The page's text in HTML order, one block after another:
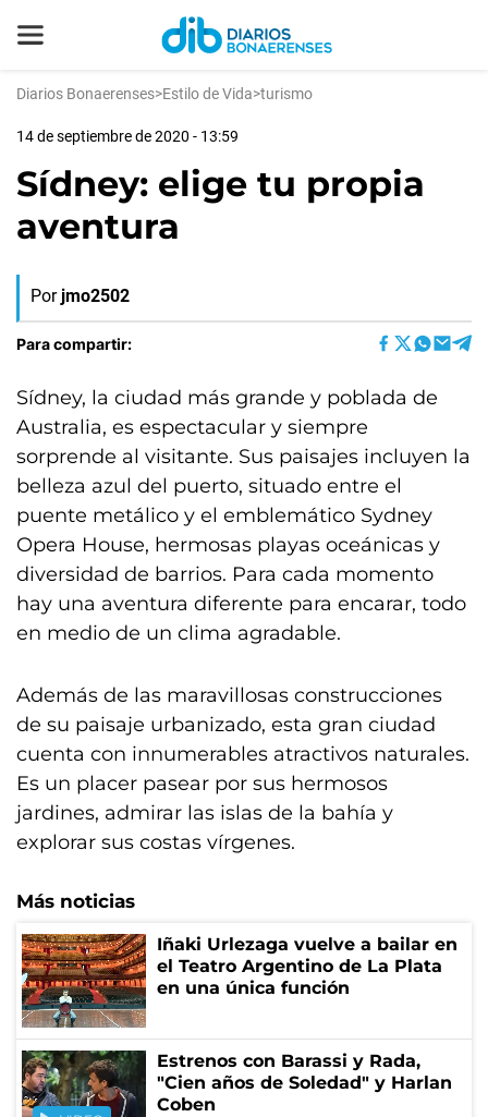
Diarios Bonaerenses>Estilo de Vida>turismo
14 de septiembre de 2020 - 13:59
Sídney: elige tu propia
aventura
Por jmo2502
Para compartir:
Sídney, la ciudad más grande y poblada de
Australia, es espectacular y siempre
sorprende al visitante. Sus paisajes incluyen la
belleza azul del puerto, situado entre el
puente metálico y el emblemático Sydney
Opera House, hermosas playas oceánicas y
diversidad de barrios. Para cada momento
hay una aventura diferente para encarar, todo
en medio de un clima agradable.
Además de las maravillosas construcciones
de su paisaje urbanizado, esta gran ciudad
cuenta con innumerables atractivos naturales.
Es un placer pasear por sus hermosos
jardines, admirar las islas de la bahía y
explorar sus costas vírgenes.
Más noticias
Iñaki Urlezaga vuelve a bailar en
el Teatro Argentino de La Plata
en una única función
Estrenos con Barassi y Rada,
"Cien años de Soledad" y Harlan
Coben